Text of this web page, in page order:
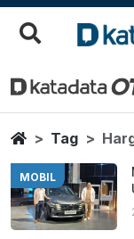
Harga
Berita
HomeTag
MOBIL